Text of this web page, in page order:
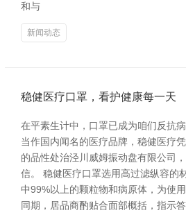
和与
新闻动态
稳健医疗口罩，看护健康每一天
在平素生计中，口罩已成为咱们反抗
当作国内闻名的医疗品牌，稳健医疗
的品性处治泾川威姆振动盘有限公司
信。 稳健医疗口罩选用高过滤纵容的
中99%以上的颗粒物和病原体，为使
同期，居品商酌贴合面部概括，指示